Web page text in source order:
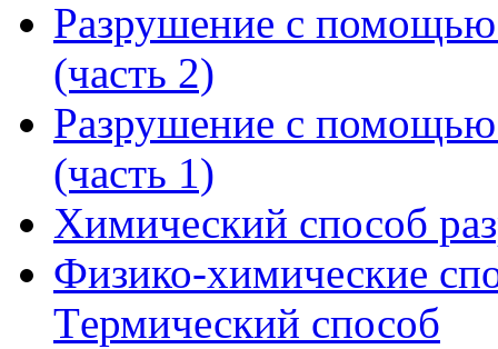
Разрушение с помощью
(часть 2)
Разрушение с помощью
(часть 1)
Химический способ
Физико-химические
Tермический способ